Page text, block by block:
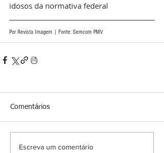
idosos da normativa federal
Por Revista Imagem | Fonte: Semcom PMV
Comentários
Escreva um comentário